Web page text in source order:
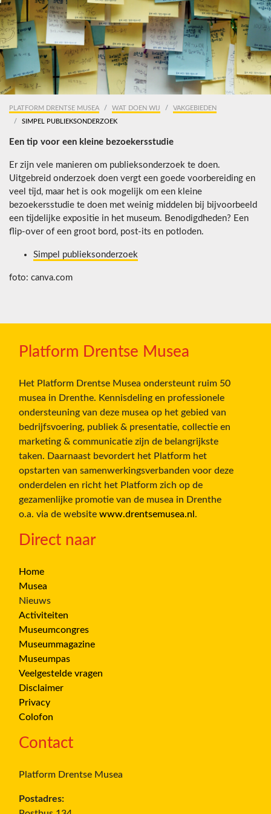
PLATFORM DRENTSE MUSEA WAT DOEN WIJ
VAKGEBIEDEN
SIMPEL PUBLIEKSONDERZOEK
Een tip voor een kleine bezoekersstudie
Er zijn vele manieren om publieksonderzoek te doen.
Uitgebreid onderzoek doen vergt een goede voorbereiding en
veel tijd, maar het is ook mogelijk om een kleine
bezoekersstudie te doen met weinig middelen bij bijvoorbeeld
een tijdelijke expositie in het museum. Benodigdheden? Een
flip-over of een groot bord, post-its en potloden.
Simpel publieksonderzoek
foto: canva.com
Platform Drentse Musea
Het Platform Drentse Musea ondersteunt ruim 50
musea in Drenthe. Kennisdeling en professionele
ondersteuning van deze musea op het gebied van
bedrijfsvoering, publiek & presentatie, collectie en
marketing & communicatie zijn de belangrijkste
taken. Daarnaast bevordert het Platform het
opstarten van samenwerkingsverbanden voor deze
onderdelen en richt het Platform zich op de
gezamenlijke promotie van de musea in Drenthe
o.a. via de website www.drentsemusea.nl .
Direct naar
Home
Musea
Nieuws
Activiteiten
Museumcongres
Museummagazine
Museumpas
Veelgestelde vragen
Disclaimer
Privacy
Colofon
Contact
Platform Drentse Musea
Postadres: